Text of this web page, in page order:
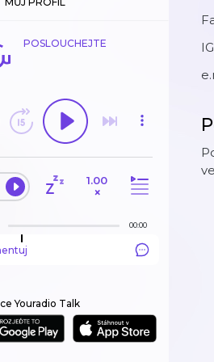
POSLOUCHEJTE
1.00
×
00:00
Youradio Talk